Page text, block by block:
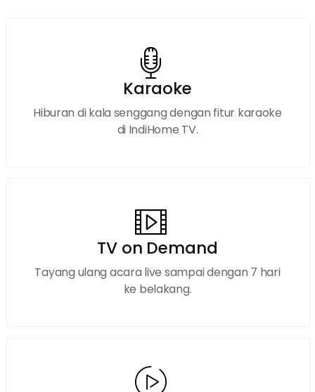
Karaoke
Hiburan di kala senggang dengan fitur karaoke
di IndiHome TV.
TV on Demand
Tayang ulang acara live sampai dengan 7 hari
ke belakang.